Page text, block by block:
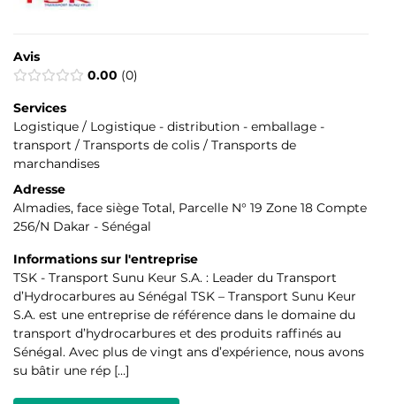
Avis
0.00 0
Services
Logistique / Logistique - distribution - emballage -
transport / Transports de colis / Transports de
marchandises
Adresse
Almadies, face siège Total, Parcelle N° 19 Zone 18 Compte
256/N Dakar - Sénégal
Informations sur l'entreprise
TSK - Transport Sunu Keur S.A. : Leader du Transport
d’Hydrocarbures au Sénégal TSK – Transport Sunu Keur
S.A. est une entreprise de référence dans le domaine du
transport d’hydrocarbures et des produits raffinés au
Sénégal. Avec plus de vingt ans d’expérience, nous avons
su bâtir une rép […]